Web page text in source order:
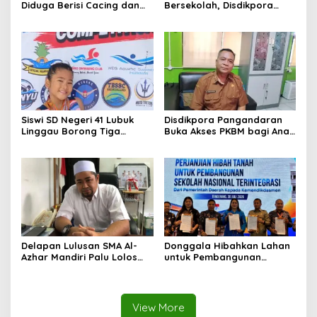
Diduga Berisi Cacing dan
Bersekolah, Disdikpora
Siswi SD Negeri 41 Lubuk
Linggau Borong Tiga
Indonesia Palembang
Disdikpora Pangandaran
Buka Akses PKBM bagi Anak
Delapan Lulusan SMA Al-
Azhar Mandiri Palu Lolos
Donggala Hibahkan Lahan
untuk Pembangunan
View More